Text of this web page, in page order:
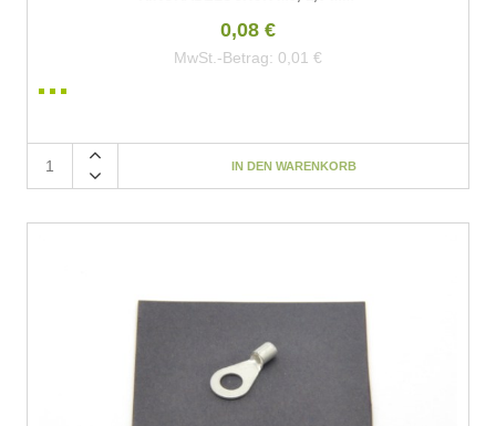
0,08 €
MwSt.-Betrag: 0,01 €